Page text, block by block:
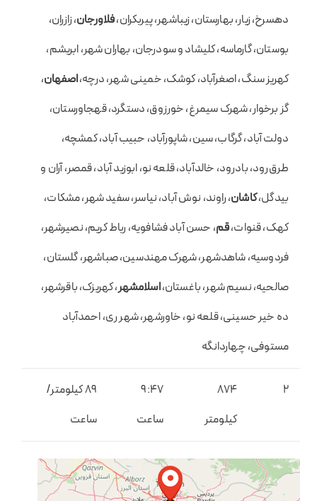
دهسرخ، زیار، بهارستان، زیباشهر، پیربکران،فلاورجان، زازران،
بوستان، گارماسه، کلیشاد و سودرجان، بهاران شهر، ابریشم،
کهریز سنگ، اصغرآباد، کوشک، خمینی شهر، درچه،اصفهان،
گز برخوار، شهرک سیمرغ، خورزوق، دستگرد، قهجاورستان،
دولت آباد، گرگاب، سین، شاپورآباد، حبیب آباد، کمشچه،
طرق‌رود، بادرود، خالدآباد، قلعه نو، ابوزید آباد، قمصر، آران و
بیدگل،کاشان، راوند، نوش آباد، نیاسر، سفید شهر، مشکات،
کهک، قنوات،قم، حسن آباد فشافویه، رباط کریم، نصیرشهر،
فردوسیه، شاهدشهر، شهرک مهندسین، صباشهر، گلستان،
صالحیه، نسیم شهر، باغستان،اسلامشهر، کهریزک، باقرشهر،
ده خیر حسینی، قلعه نو، خاورشهر، شهر ری، احمدآباد
مستوفی، چهاردانگه
2
874
کیلومتر
9:47
ساعت
89 کیلومتر/
ساعت